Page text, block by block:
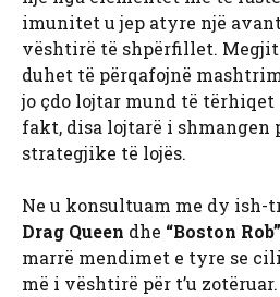
imunitet u jep atyre një
vështirë të shpërfillet.
duhet të përqafojnë
jo çdo lojtar mund të tërhiqet
fakt, disa lojtarë i shmangen
strategjike të lojës.
Ne u konsultuam me dy ish-
Drag Queen dhe “Boston
marrë mendimet e tyre se
më i vështirë për t’u zotëruar.